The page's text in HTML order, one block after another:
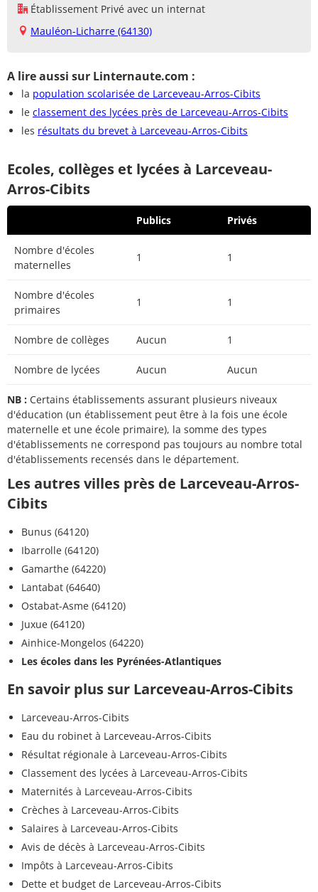
Établissement Privé avec un internat
Mauléon-Licharre (64130)
A lire aussi sur Linternaute.com :
la population scolarisée de Larceveau-Arros-Cibits
le classement des lycées près de Larceveau-Arros-Cibits
les résultats du brevet à Larceveau-Arros-Cibits
Ecoles, collèges et lycées à Larceveau-
Arros-Cibits
Publics Privés
Nombre d'écoles
maternelles
1 1
Nombre d'écoles
primaires
1 1
Nombre de collèges Aucun 1
Nombre de lycées Aucun Aucun
NB : Certains établissements assurant plusieurs niveaux
d'éducation (un établissement peut être à la fois une école
maternelle et une école primaire), la somme des types
d'établissements ne correspond pas toujours au nombre total
d'établissements recensés dans le département.
Les autres villes près de Larceveau-Arros-
Cibits
Bunus (64120)
Ibarrolle (64120)
Gamarthe (64220)
Lantabat (64640)
Ostabat-Asme (64120)
Juxue (64120)
Ainhice-Mongelos (64220)
Les écoles dans les Pyrénées-Atlantiques
En savoir plus sur Larceveau-Arros-Cibits
Larceveau-Arros-Cibits
Eau du robinet à Larceveau-Arros-Cibits
Résultat régionale à Larceveau-Arros-Cibits
Classement des lycées à Larceveau-Arros-Cibits
Maternités à Larceveau-Arros-Cibits
Crèches à Larceveau-Arros-Cibits
Salaires à Larceveau-Arros-Cibits
Avis de décès à Larceveau-Arros-Cibits
Impôts à Larceveau-Arros-Cibits
Dette et budget de Larceveau-Arros-Cibits